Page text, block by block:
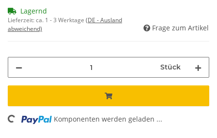
Lagernd
Lieferzeit:ca. 1 - 3 Werktage (DE - Ausland
abweichend)
Frage zum Artikel
Stück
Komponenten werden geladen ...